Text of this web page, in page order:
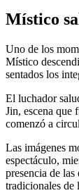
Místico
Uno de los
Místico
sentados los
El luchador
Jin, escena que
comenzó a
Las imágenes
espectáculo,
presencia de
tradicionales de